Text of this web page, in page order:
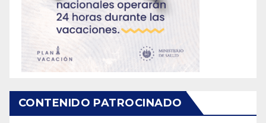
CONTENIDO PATROCINADO